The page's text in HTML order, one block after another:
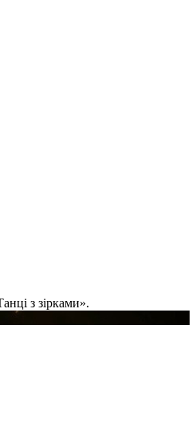
з зірками».